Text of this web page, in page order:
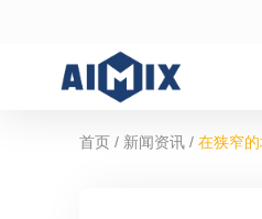
首页 / 新闻资讯 / 在狭窄